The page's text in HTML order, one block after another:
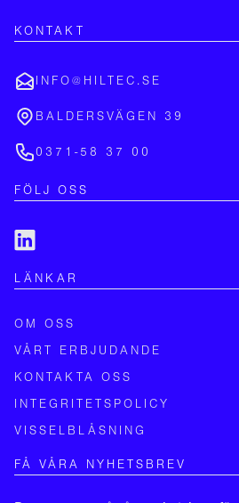
KONTAKT
INFO@HILTEC.SE
BALDERSVÄGEN 39
0371-58 37 00
FÖLJ OSS
LÄNKAR
OM OSS
VÅRT ERBJUDANDE
KONTAKTA OSS
INTEGRITETSPOLICY
VISSELBLÅSNING
FÅ VÅRA NYHETSBREV